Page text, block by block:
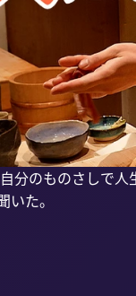
のものさしで人
た。